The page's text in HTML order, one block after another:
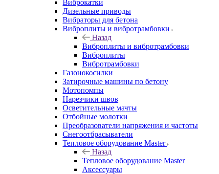
Виброкатки
Дизельные приводы
Вибраторы для бетона
Виброплиты и вибротрамбовки
Назад
Виброплиты и вибротрамбовки
Виброплиты
Вибротрамбовки
Газонокосилки
Затирочные машины по бетону
Мотопомпы
Нарезчики швов
Осветительные мачты
Отбойные молотки
Преобразователи напряжения и частоты
Снегоотбрасыватели
Тепловое оборудование Master
Назад
Тепловое оборудование Master
Аксессуары